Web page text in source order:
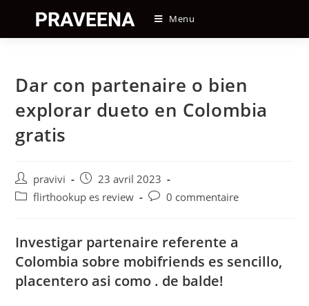
content
Menu
Dar con partenaire o bien
explorar dueto en Colombia
gratis
Auteur/autrice
de
pravivi
Post
published:
23 avril 2023
Postflirthookup es review
Post0 commentaire
Investigar partenaire referente a
Colombia sobre mobifriends es sencillo,
placentero asi­ como . de balde!